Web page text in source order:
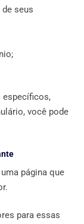
seus
específicos,
você pode
página que
para essas